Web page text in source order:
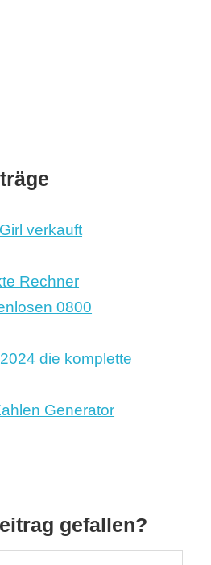
verkauft
Rechner
0800
die komplette
Generator
gefallen?